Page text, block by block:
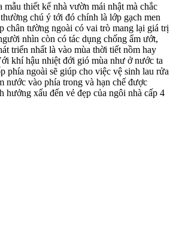
thiết kế nhà vườn mái nhật mà chắc
chú ý tới đó chính là lớp gạch men
chân tường ngoài có vai trò mang lại giá trị
nhìn còn có tác dụng chống ẩm ướt,
triển nhất là vào mùa thời tiết nồm hay
khí hậu nhiệt đới gió mùa như ở nước ta
phía ngoài sẽ giúp cho việc vệ sinh lau rửa
nước vào phía trong và hạn chế được
hưởng xấu đến vẻ đẹp của ngôi nhà cấp 4